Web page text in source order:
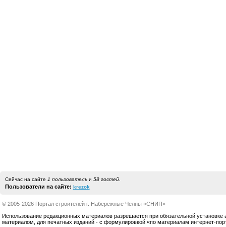
Сейчас на сайте 1 пользовательи 58 гостей.
Пользователи на сайте: krezok
© 2005-2026 Портал строителей г. Набережные Челны «СНИП»
Использование редакционных материалов разрешается при обязательной установке
материалом, для печатных изданий - с формулировкой «по материалам интернет-